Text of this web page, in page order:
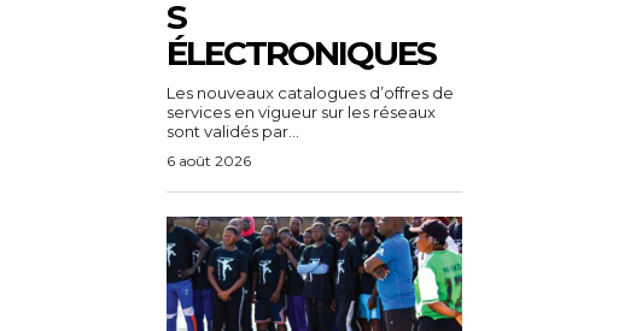
S
ÉLECTRONIQUES
Les nouveaux catalogues d’offres de
services en vigueur sur les réseaux
sont validés par...
6 août 2026